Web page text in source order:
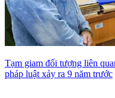
Tạm giam đối tượng liên
pháp luật xảy ra 9 năm trước